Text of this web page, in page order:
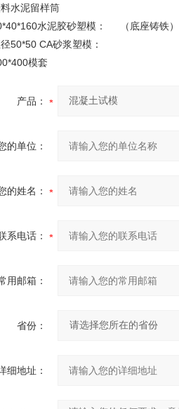
水泥留样筒
水泥胶砂塑模： （底座铸铁）
50*50 CA砂浆塑模：
模套
产品：
的单位：
的姓名：
系电话：
用邮箱：
省份：
细地址：